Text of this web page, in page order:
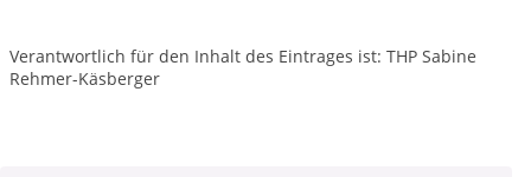
Verantwortlich für den Inhalt des Eintrages ist: THP Sabine
Rehmer-Käsberger